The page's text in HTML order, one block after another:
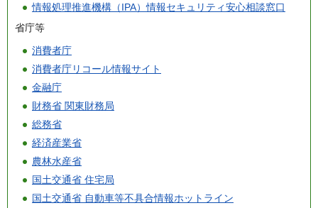
情報処理推進機構（IPA）情報セキュリティ安心相談窓口
省庁等
消費者庁
消費者庁リコール情報サイト
金融庁
財務省 関東財務局
総務省
経済産業省
農林水産省
国土交通省 住宅局
国土交通省 自動車等不具合情報ホットライン